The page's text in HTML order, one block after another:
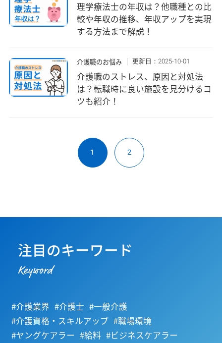
理学療法士の年収は？他職種との比
較や年収の推移、年収アップを実現
する方法まで解説！
介護職のお悩み 更新日：2025-10-01
介護職のストレス、原因と対処法
は？転職時に良い施設を見分けるコ
ツも紹介！
1 2
注目のキーワード
Keyword
#介護業界 #介護士 #一般介護
#介護資格・スキルアップ #職場環境
#ヤングケアラー #給料 #ビジネスケアラー